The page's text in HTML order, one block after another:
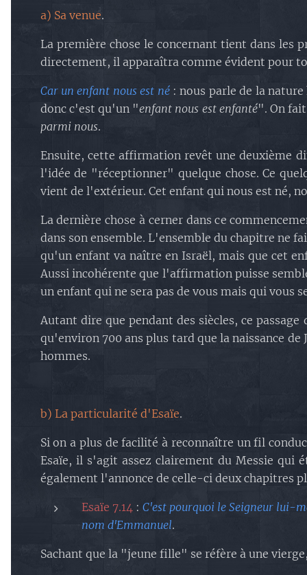
a) Sa venue.
La première chose le concernant tient dans les
directement, il apparaîtra comme évident pour
Car un enfant nous est né: nous parle de la
donc c'est qu'un "enfant nous est enfanté". On fait
parmi nous.
Ensuite, cette affirmation revêt une deuxième
l'idée de "réceptionner" quelque chose. Ce
vient de l'extérieur. Cet enfant qui nous est né,
La dernière chose à cerner dans ce
dans son ensemble. L'ensemble du chapitre ne
qu'un enfant va naître en Israël, mais que cet
Aussi incohérente que l'affirmation puisse
un enfant qui ne sera pas de vous mais qui vous
Autant dire que pendant des siècles, ce
qu'environ 700 ans plus tard que la naissance
hommes.
b) La particularité d'Esaïe.
Si on a plus de facilité à reconnaître un fil
Esaïe, il s'agit assez clairement du Messie qui
également l'annonce de celle-ci deux chapitres
Esaïe 7.14: C'est pourquoi le Seigneur lui-
nom d'Emmanuel.
Sachant que la "jeune fille" se réfère à une